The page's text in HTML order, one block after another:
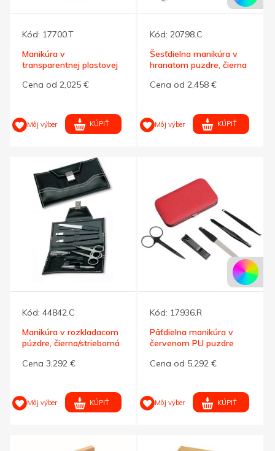
Kód: 17700.T
Manikúra v
transparentnej plastovej
Cena od 2,025 €
Môj výber KÚPIŤ
Kód: 20798.C
Šesťdielna manikúra v
hranatom puzdre, čierna
Cena od 2,458 €
Môj výber KÚPIŤ
Kód: 44842.C
Manikúra v rozkladacom
púzdre, čierna/strieborná
Cena 3,292 €
Môj výber KÚPIŤ
Kód: 17936.R
Päťdielna manikúra v
červenom PU puzdre
Cena od 5,292 €
Môj výber KÚPIŤ